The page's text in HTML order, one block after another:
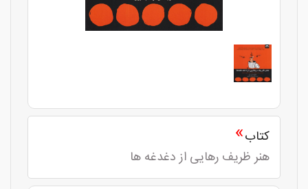
کتاب»
هنر ظریف رهایی از دغدغه ها